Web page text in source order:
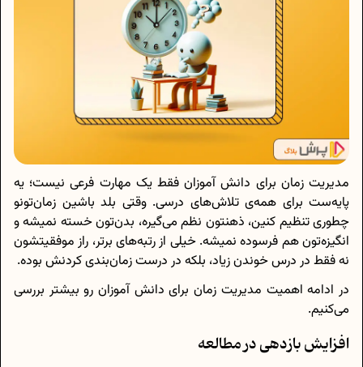
مدیریت زمان برای دانش آموزان فقط یک مهارت فرعی نیست؛ یه
پایه‌ست برای همه‌ی تلاش‌های درسی. وقتی بلد باشین زمان‌تونو
چطوری تنظیم کنین، ذهنتون نظم می‌گیره، بدن‌تون خسته نمیشه و
انگیزه‌تون هم فرسوده نمیشه. خیلی از رتبه‌های برتر، راز موفقیتشون
نه فقط در درس خوندن زیاد، بلکه در درست زمان‌بندی کردنش بوده.
در ادامه اهمیت مدیریت زمان برای دانش آموزان رو بیشتر بررسی
می‌کنیم.
افزایش بازدهی در مطالعه